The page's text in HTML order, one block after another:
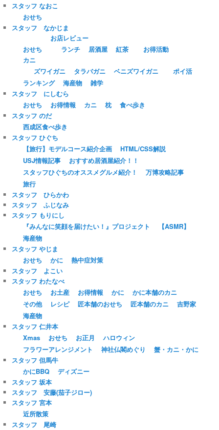
スタッフ なおこ
おせち
スタッフ なかじま
おせち
お店レビュー
ランチ
居酒屋 紅茶
お得活動
カニ
ズワイガニ
タラバガニ ベニズワイガニ
ポイ活
ランキング
海産物
雑学
スタッフ にしむら
おせち
お得情報 カニ 枕
食べ歩き
スタッフ のだ
西成区食べ歩き
スタッフ ひぐち
【旅行】モデルコース紹介企画
HTML/CSS解説
USJ情報記事
おすすめ居酒屋紹介！！
スタッフひぐちのオススメグルメ紹介！
万博攻略記事
旅行
スタッフ ひらかわ
スタッフ ふじなみ
スタッフ もりにし
『みんなに笑顔を届けたい！』プロジェクト
【ASMR】
海産物
スタッフ やじま
おせち
かに
熱中症対策
スタッフ よこい
スタッフ わたなべ
おせち
お土産 お得情報 かに
かに本舗のカニ
その他
レシピ 匠本舗のおせち 匠本舗のカニ
吉野家
海産物
スタッフ 仁井本
Xmas
おせち お正月
ハロウィン
フラワーアレンジメント
神社仏閣めぐり
蟹・カニ・かに
スタッフ 但馬牛
かにBBQ
ディズニー
スタッフ 坂本
スタッフ 安藤(茄子ジロー)
スタッフ 宮本
近所散策
スタッフ 尾崎